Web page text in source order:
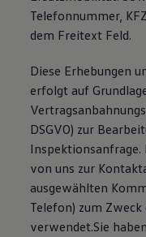
Telefonnummer,
dem Freitext Feld.
Diese Erhebungen
erfolgt auf
DSGVO) zur
von uns zur
ausgewählten
Telefon) zum
verwendet.Sie